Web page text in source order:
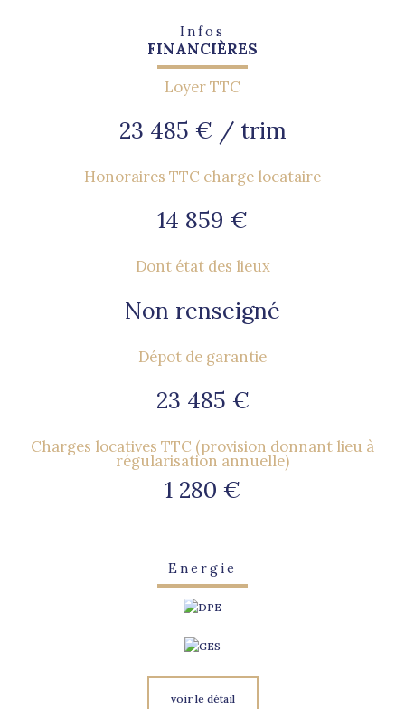
Infos
FINANCIÈRES
Loyer TTC
23 485 € / trim
Honoraires TTC charge locataire
14 859 €
Dont état des lieux
Non renseigné
Dépot de garantie
23 485 €
Charges locatives TTC (provision donnant lieu à
régularisation annuelle)
1 280 €
Energie
voir le détail